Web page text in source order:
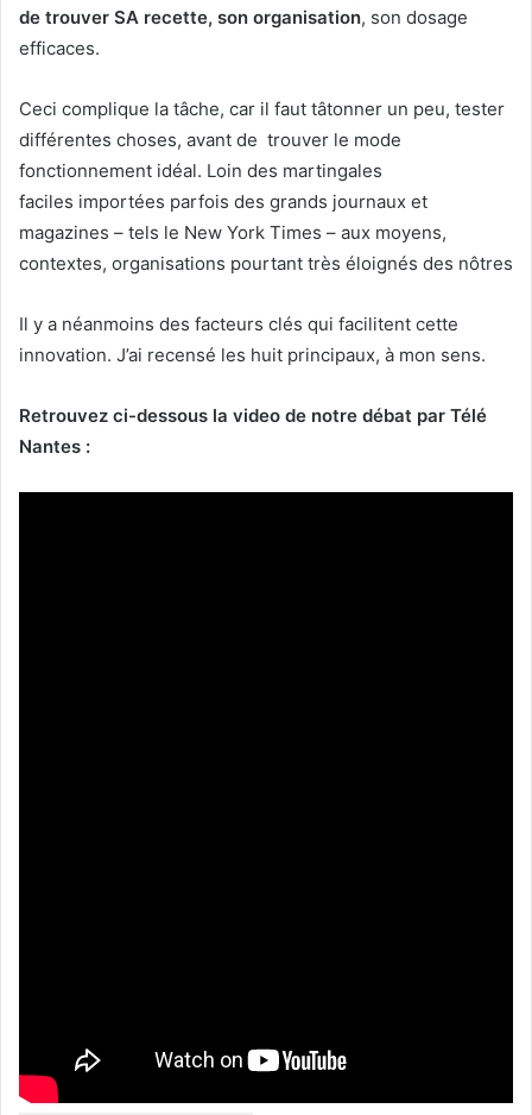
de trouver SA recette, son organisation, son dosage
efficaces.
Ceci complique la tâche, car il faut tâtonner un peu, tester
différentes choses, avant de trouver le mode
fonctionnement idéal. Loin des martingales
faciles importées parfois des grands journaux et
magazines – tels le New York Times – aux moyens,
contextes, organisations pourtant très éloignés des nôtres
Il y a néanmoins des facteurs clés qui facilitent cette
innovation. J’ai recensé les huit principaux, à mon sens.
Retrouvez ci-dessous la video de notre débat par Télé
Nantes :